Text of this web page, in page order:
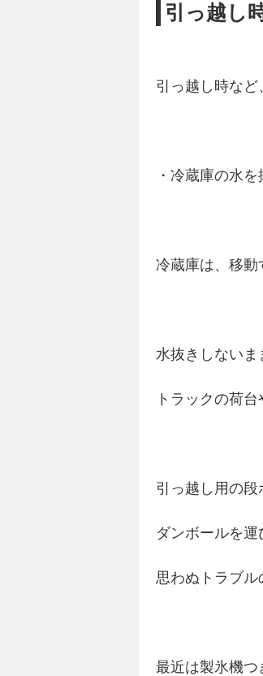
引っ越し
引っ越し時など
・冷蔵庫の水を
冷蔵庫は、移動
水抜きしないま
トラックの荷
引っ越し用の段
ダンボールを運
思わぬトラブル
最近は製氷機つ